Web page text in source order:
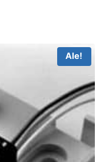
Ale!